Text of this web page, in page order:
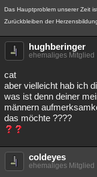
Das Hauptproblem unserer Zeit
Zurückbleiben der
hughberinger
ehemaliges Mitglied
cat
aber vielleicht hab ich
was ist denn deiner
männern
das möchte ????
coldeyes
ehemaliges Mitglied